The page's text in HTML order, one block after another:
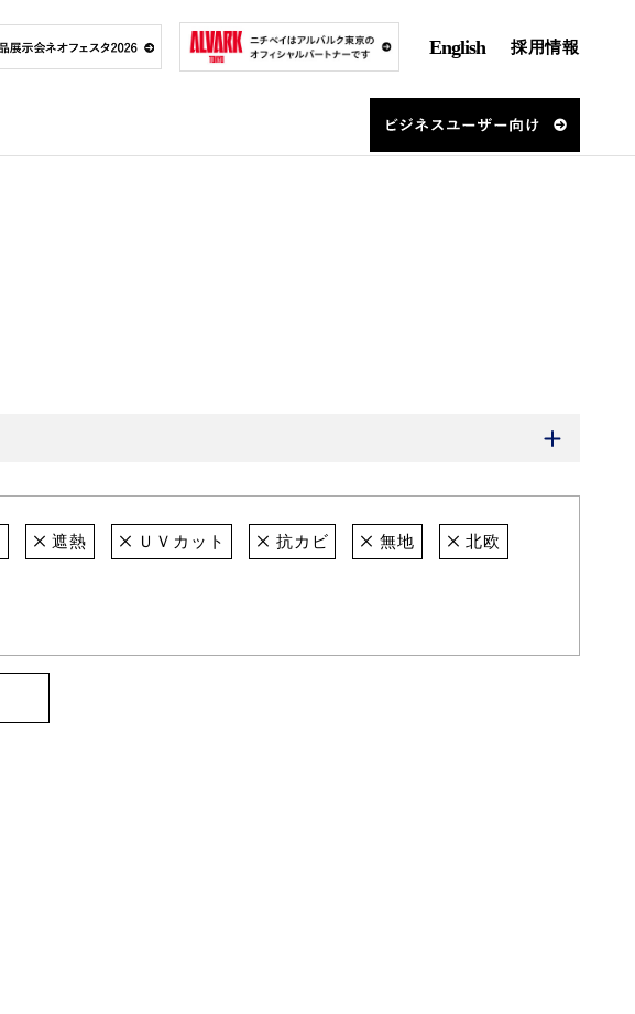
English 採用情報
遮熱 ＵＶカット 抗カビ 無地 北欧